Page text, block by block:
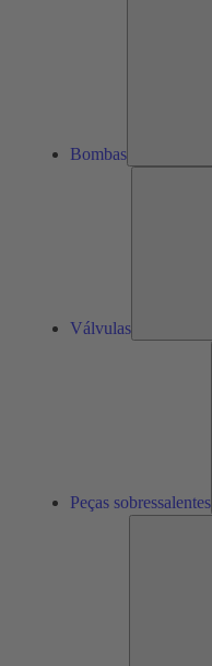
Bombas
Válvulas
Peças sobressalentes